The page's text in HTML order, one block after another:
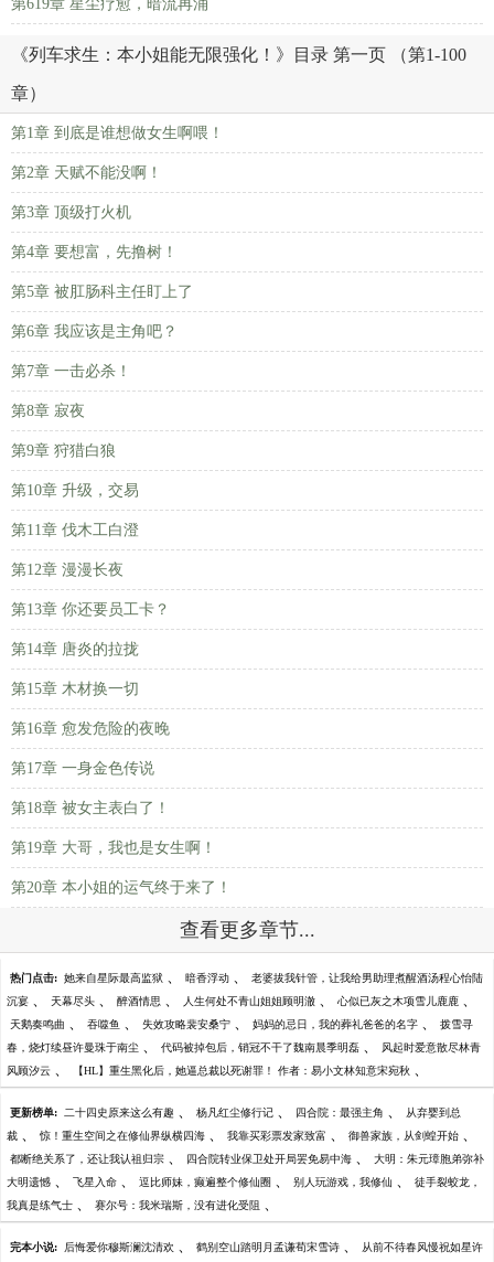
第619章 星尘疗愈，暗流再涌
《列车求生：本小姐能无限强化！》目录 第一页 （第1-100
章）
第1章 到底是谁想做女生啊喂！
第2章 天赋不能没啊！
第3章 顶级打火机
第4章 要想富，先撸树！
第5章 被肛肠科主任盯上了
第6章 我应该是主角吧？
第7章 一击必杀！
第8章 寂夜
第9章 狩猎白狼
第10章 升级，交易
第11章 伐木工白澄
第12章 漫漫长夜
第13章 你还要员工卡？
第14章 唐炎的拉拢
第15章 木材换一切
第16章 愈发危险的夜晚
第17章 一身金色传说
第18章 被女主表白了！
第19章 大哥，我也是女生啊！
第20章 本小姐的运气终于来了！
查看更多章节...
热门点击: 她来自星际最高监狱 、 暗香浮动 、 老婆拔我针管，让我给男助理煮醒酒汤程心怡陆
沉宴 、 天幕尽头 、 醉酒情思 、 人生何处不青山姐姐顾明澈 、 心似已灰之木项雪儿鹿鹿 、
天鹅奏鸣曲 、 吞噬鱼 、 失效攻略裴安桑宁 、 妈妈的忌日，我的葬礼爸爸的名字 、 拨雪寻
春，烧灯续昼许曼珠于南尘 、 代码被掉包后，销冠不干了魏南晨季明磊 、 风起时爱意散尽林青
风顾汐云 、 【HL】重生黑化后，她逼总裁以死谢罪！ 作者：易小文林知意宋宛秋 、
更新榜单: 二十四史原来这么有趣 、 杨凡红尘修行记 、 四合院：最强主角 、 从弃婴到总
裁 、 惊！重生空间之在修仙界纵横四海 、 我靠买彩票发家致富 、 御兽家族，从剑蝗开始 、
都断绝关系了，还让我认祖归宗 、 四合院转业保卫处开局罢免易中海 、 大明：朱元璋胞弟弥补
大明遗憾 、 飞星入命 、 逗比师妹，癫遍整个修仙圈 、 别人玩游戏，我修仙 、 徒手裂蛟龙，
我真是练气士 、 赛尔号：我米瑞斯，没有进化受阻 、
完本小说: 后悔爱你穆斯澜沈清欢 、 鹤别空山踏明月孟谦荀宋雪诗 、 从前不待春风慢祝如星许